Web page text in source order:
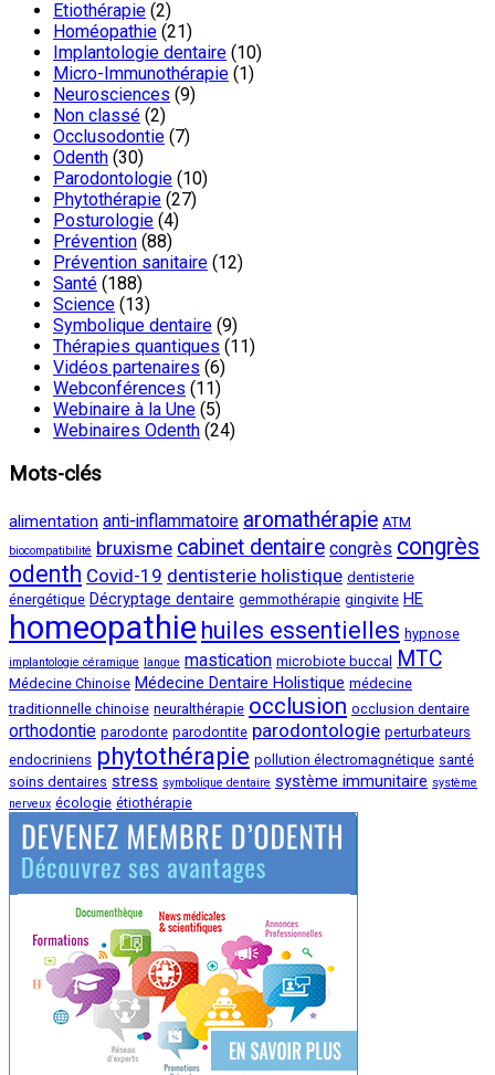
Etiothérapie (2)
Homéopathie (21)
Implantologie dentaire (10)
Micro-Immunothérapie (1)
Neurosciences (9)
Non classé (2)
Occlusodontie (7)
Odenth (30)
Parodontologie (10)
Phytothérapie (27)
Posturologie (4)
Prévention (88)
Prévention sanitaire (12)
Santé (188)
Science (13)
Symbolique dentaire (9)
Thérapies quantiques (11)
Vidéos partenaires (6)
Webconférences (11)
Webinaire à la Une (5)
Webinaires Odenth (24)
Mots-clés
alimentation anti-inflammatoire aromathérapie ATM
biocompatibilité bruxisme cabinet dentaire congrès congrès
odenth Covid-19 dentisterie holistique dentisterie
énergétique Décryptage dentaire gemmothérapie gingivite HE
homeopathie huiles essentielles hypnose
implantologie céramique langue mastication microbiote buccal MTC
Médecine Chinoise Médecine Dentaire Holistique médecine
traditionnelle chinoise neuralthérapie occlusion occlusion dentaire
orthodontie parodonte parodontite parodontologie perturbateurs
endocriniens phytothérapie pollution électromagnétique santé
soins dentaires stress symbolique dentaire système immunitaire système
nerveux écologie étiothérapie